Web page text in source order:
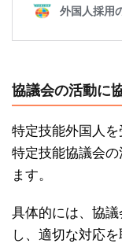
協議会の活動に
特定技能外国人
特定技能協議会
ます。
具体的には、協
し、適切な対応